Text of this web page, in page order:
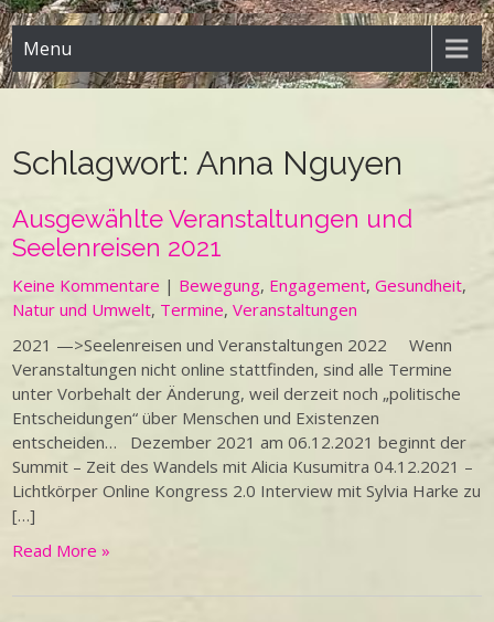
Menu
Schlagwort:Anna Nguyen
Ausgewählte Veranstaltungen und
Seelenreisen 2021
Keine Kommentare | Bewegung, Engagement,Gesundheit,
Natur und Umwelt, Termine,Veranstaltungen
2021 —>Seelenreisen und Veranstaltungen 2022 Wenn
Veranstaltungen nicht online stattfinden, sind alle Termine
unter Vorbehalt der Änderung, weil derzeit noch „politische
Entscheidungen“ über Menschen und Existenzen
entscheiden… Dezember 2021 am 06.12.2021 beginnt der
Summit – Zeit des Wandels mit Alicia Kusumitra 04.12.2021 –
Lichtkörper Online Kongress 2.0 Interview mit Sylvia Harke zu
[…]
Read More »